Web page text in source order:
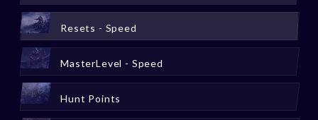
Resets - Speed
MasterLevel - Speed
Hunt Points